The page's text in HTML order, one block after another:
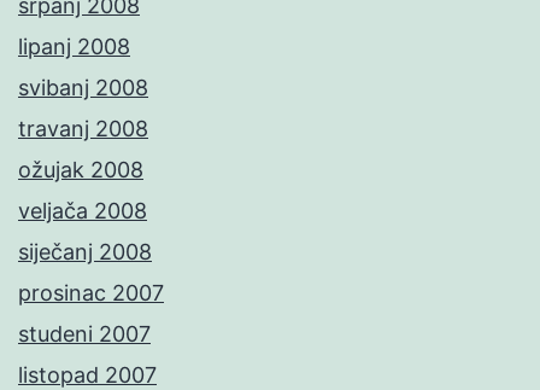
srpanj 2008
lipanj 2008
svibanj 2008
travanj 2008
ožujak 2008
veljača 2008
siječanj 2008
prosinac 2007
studeni 2007
listopad 2007